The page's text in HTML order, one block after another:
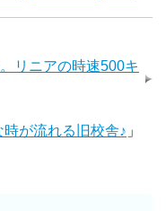
リニアの時速500キ
が流れる旧校舎♪ 」